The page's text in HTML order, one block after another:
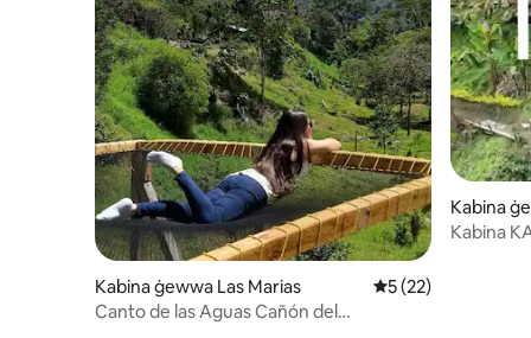
Kabina ġewwa Las Marias Rating medju ta' 5
5 (22)
Canto de las Aguas Cañón del
Kabina
Kabina